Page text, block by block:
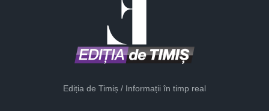
Ediția de Timiș / Informații în timp real